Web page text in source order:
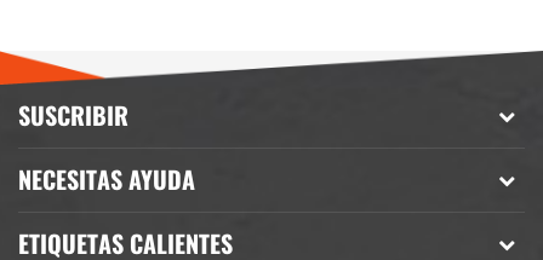
SUSCRIBIR
NECESITAS AYUDA
ETIQUETAS CALIENTES